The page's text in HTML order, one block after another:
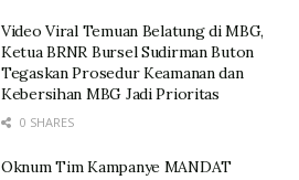
Video Viral Temuan Belatung di MBG,
Ketua BRNR Bursel Sudirman Buton
Tegaskan Prosedur Keamanan dan
Kebersihan MBG Jadi Prioritas
0 SHARES
Oknum Tim Kampanye MANDAT